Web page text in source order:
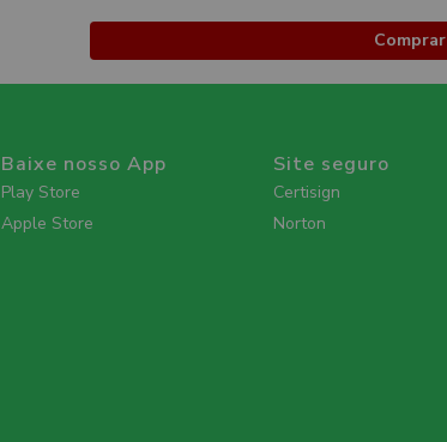
Comprar
Baixe nosso App
Play Store
Apple Store
Site seguro
Certisign
Norton